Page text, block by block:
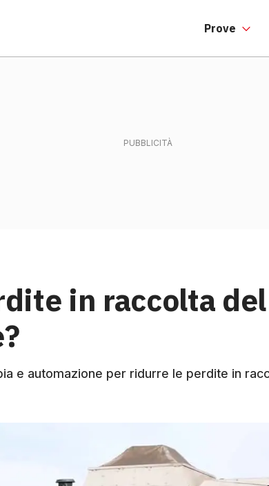
Prove
in raccolta
e automazione per ridurre le perdite in